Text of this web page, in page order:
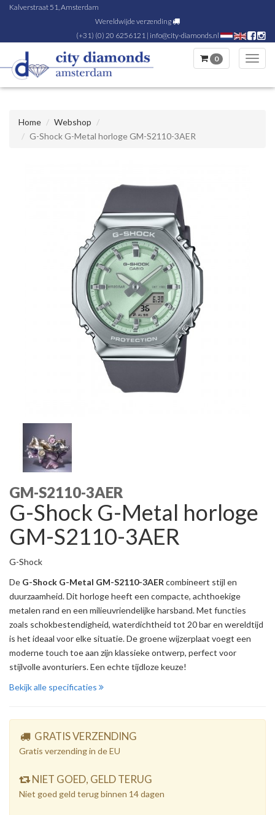
Kalverstraat 51, Amsterdam
Wereldwijde verzending
(+31) (0) 20 6256121 | info@city-diamonds.nl
0
Home
Webshop
G-Shock G-Metal horloge GM-S2110-3AER
GM-S2110-3AER
G-Shock G-Metal horloge
GM-S2110-3AER
G-Shock
De G-Shock G-Metal GM-S2110-3AER combineert stijl en
duurzaamheid. Dit horloge heeft een compacte, achthoekige
metalen rand en een milieuvriendelijke harsband. Met functies
zoals schokbestendigheid, waterdichtheid tot 20 bar en wereldtijd
is het ideaal voor elke situatie. De groene wijzerplaat voegt een
moderne touch toe aan zijn klassieke ontwerp, perfect voor
stijlvolle avonturiers. Een echte tijdloze keuze!
Bekijk alle specificaties
GRATIS VERZENDING
Gratis verzending in de EU
NIET GOED, GELD TERUG
Niet goed geld terug binnen 14 dagen